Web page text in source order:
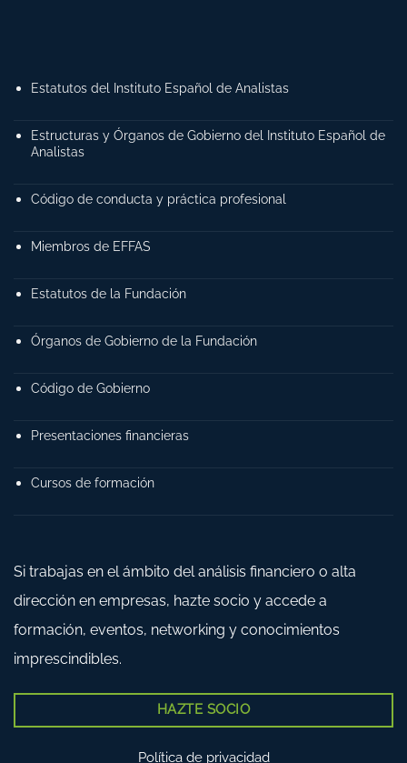
Estatutos del Instituto Español de Analistas
Estructuras y Órganos de Gobierno del Instituto Español de
Analistas
Código de conducta y práctica profesional
Miembros de EFFAS
Estatutos de la Fundación
Órganos de Gobierno de la Fundación
Código de Gobierno
Presentaciones financieras
Cursos de formación
Si trabajas en el ámbito del análisis financiero o alta
dirección en empresas, hazte socio y accede a
formación, eventos, networking y conocimientos
imprescindibles.
HAZTE SOCIO
Política de privacidad